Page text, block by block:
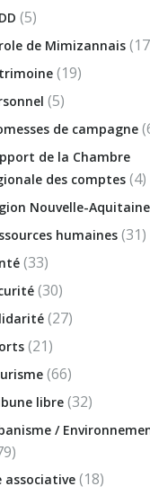
(5)
de Mimizannais
(19)
(5)
de campagne
de la Chambre
des comptes (4)
Nouvelle-Aquitaine
humaines (31)
(33)
(30)
(27)
(21)
(66)
libre (32)
/
associative (18)